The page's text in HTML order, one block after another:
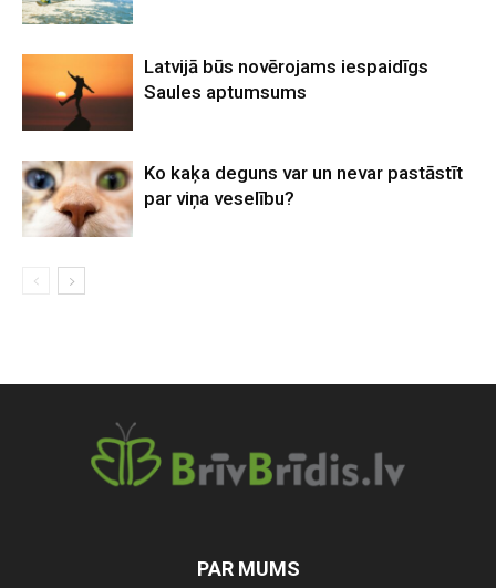
Latvijā būs novērojams iespaidīgs
Saules aptumsums
Ko kaķa deguns var un nevar pastāstīt
par viņa veselību?
PAR MUMS